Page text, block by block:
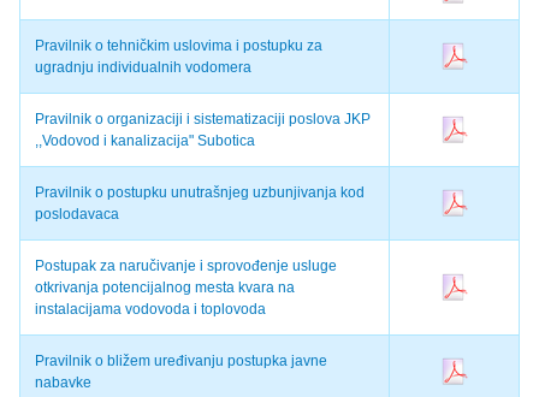
Pravilnik o tehničkim uslovima i postupku za
ugradnju individualnih vodomera
Pravilnik o organizaciji i sistematizaciji poslova JKP
,,Vodovod i kanalizacija" Subotica
Pravilnik o postupku unutrašnjeg uzbunjivanja kod
poslodavaca
Postupak za naručivanje i sprovođenje usluge
otkrivanja potencijalnog mesta kvara na
instalacijama vodovoda i toplovoda
Pravilnik o bližem uređivanju postupka javne
nabavke